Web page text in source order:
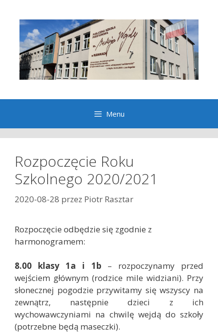
Menu
Rozpoczęcie Roku
Szkolnego 2020/2021
2020-08-28 przez Piotr Rasztar
Rozpoczęcie odbędzie się zgodnie z
harmonogramem:
8.00 klasy 1a i 1b– rozpoczynamy przed
wejściem głównym (rodzice mile widziani). Przy
słonecznej pogodzie przywitamy się wszyscy na
zewnątrz, następnie dzieci z ich
wychowawczyniami na chwilę wejdą do szkoły
(potrzebne będą maseczki).